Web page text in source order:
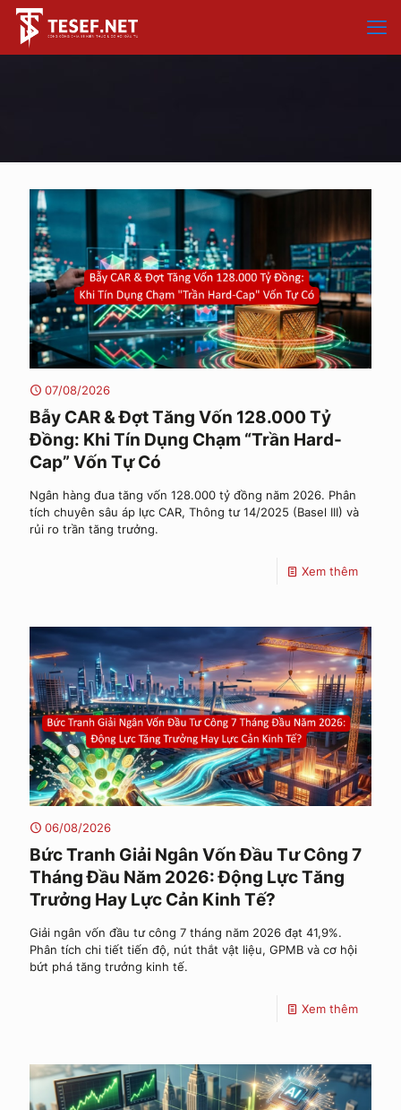
07/08/2026
Bẫy CAR & Đợt Tăng Vốn 128.000 Tỷ
Đồng: Khi Tín Dụng Chạm “Trần Hard-
Cap” Vốn Tự Có
Ngân hàng đua tăng vốn 128.000 tỷ đồng năm 2026. Phân
tích chuyên sâu áp lực CAR, Thông tư 14/2025 (Basel III) và
rủi ro trần tăng trưởng.
Xem thêm
06/08/2026
Bức Tranh Giải Ngân Vốn Đầu Tư Công 7
Tháng Đầu Năm 2026: Động Lực Tăng
Trưởng Hay Lực Cản Kinh Tế?
Giải ngân vốn đầu tư công 7 tháng năm 2026 đạt 41,9%.
Phân tích chi tiết tiến độ, nút thắt vật liệu, GPMB và cơ hội
bứt phá tăng trưởng kinh tế.
Xem thêm